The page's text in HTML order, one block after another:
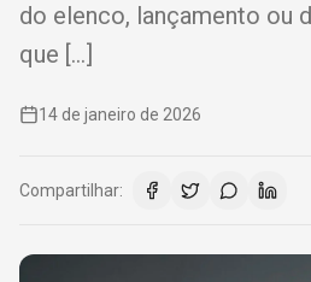
do elenco, lançamento ou
que […]
14 de janeiro de 2026
Compartilhar: